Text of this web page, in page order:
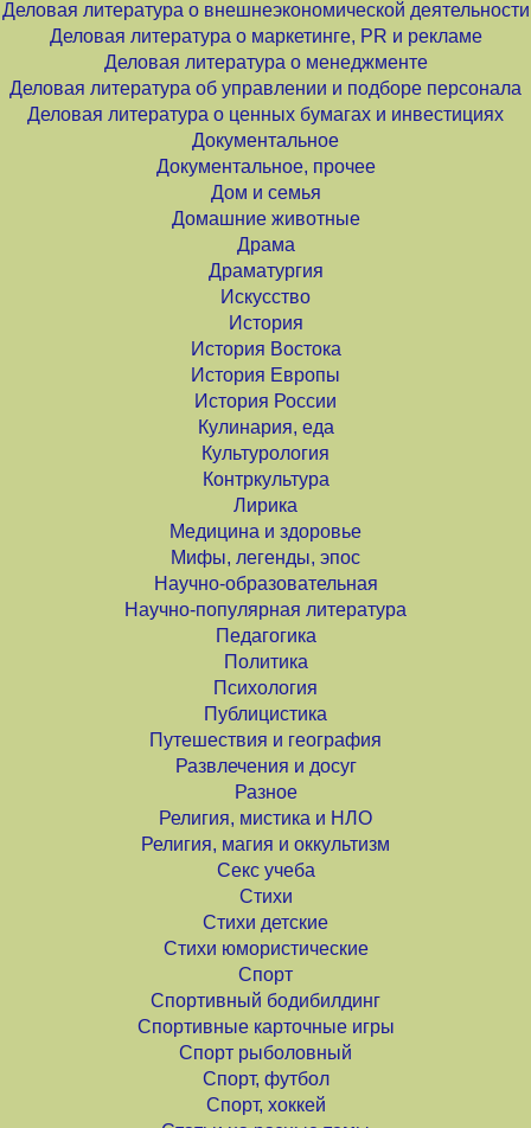
Деловая литература о внешнеэкономической деятельности
Деловая литература о маркетинге, PR и рекламе
Деловая литература о менеджменте
Деловая литература об управлении и подборе персонала
Деловая литература о ценных бумагах и инвестициях
Документальное
Документальное, прочее
Дом и семья
Домашние животные
Драма
Драматургия
Искусство
История
История Востока
История Европы
История России
Кулинария, еда
Культурология
Контркультура
Лирика
Медицина и здоровье
Мифы, легенды, эпос
Научно-образовательная
Научно-популярная литература
Педагогика
Политика
Психология
Публицистика
Путешествия и география
Развлечения и досуг
Разное
Религия, мистика и НЛО
Религия, магия и оккультизм
Секс учеба
Стихи
Стихи детские
Стихи юмористические
Спорт
Спортивный бодибилдинг
Спортивные карточные игры
Спорт рыболовный
Спорт, футбол
Спорт, хоккей